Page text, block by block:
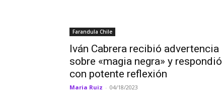
Farandula Chile
Iván Cabrera recibió advertencia
sobre «magia negra» y respondió
con potente reflexión
Maria Ruiz - 04/18/2023